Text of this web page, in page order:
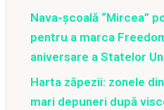
Nava-școală “Mircea”
pentru a marca
aniversare a Statelor
Harta zăpezii: zonele
mari depuneri după